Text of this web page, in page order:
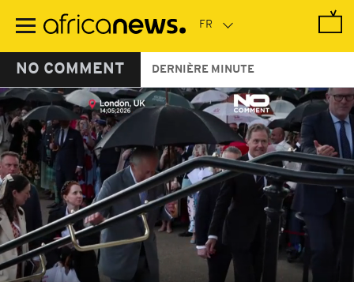
contenu
NO COMMENT DERNIÈRE MINUTE